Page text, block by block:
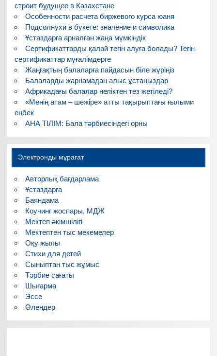
строит будущее в Казахстане
Особенности расчета биржевого курса юаня
Подсолнухи в букете: значение и символика
Ұстаздарға арналған жаңа мүмкіндік
Сертификаттарды қалай тегін алуға болады? Тегін
сертификаттар мұғалімдерге
Жаңғақтың балаларға пайдасын біле жүріңіз
Балаларды жарнамадан алыс ұстаңыздар
Африкадағы балалар неліктен тез жетіледі?
«Менің атам – шежіре» атты тақырыптағы ғылыми
еңбек
АНА ТІЛІМ: Бала тәрбиесіндегі орны
Электронды мұрағат
Авторлық бағдарлама
Ұстаздарға
Баяндама
Коучинг жоспары, МДЖ
Мектеп әкімшілігі
Мектептен тыс мекемелер
Оқу жылы
Стихи для детей
Сыныптан тыс жұмыс
Тәрбие сағаты
Шығарма
Эссе
Өлеңдер